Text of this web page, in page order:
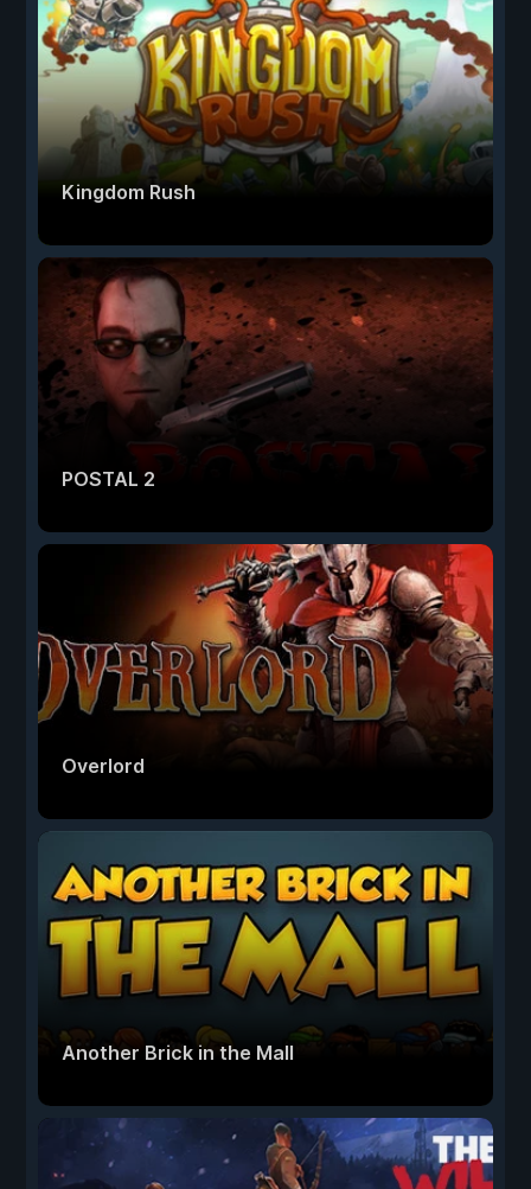
Kingdom Rush
POSTAL 2
Overlord
Another Brick in the Mall